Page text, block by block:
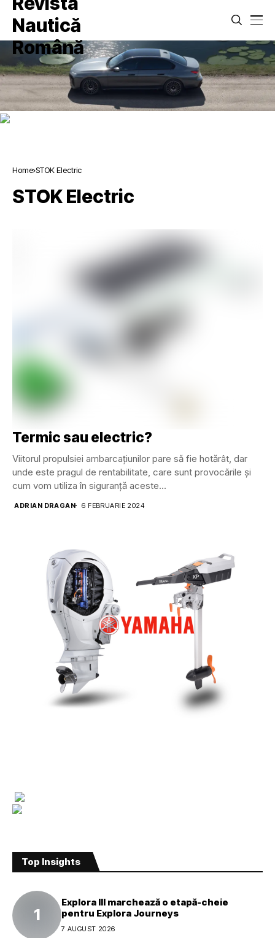
Home STOK Electric
STOK Electric
Termic sau electric?
Viitorul propulsiei ambarcațiunilor pare să fie hotărât, dar
unde este pragul de rentabilitate, care sunt provocările și
cum vom utiliza în siguranță aceste...
ADRIAN DRAGAN 6 FEBRUARIE 2024
Top Insights
Explora III marchează o etapă-cheie
pentru Explora Journeys
7 AUGUST 2026